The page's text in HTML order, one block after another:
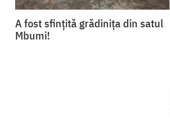
A fost sfințită grădinița din satul
Mbumi!